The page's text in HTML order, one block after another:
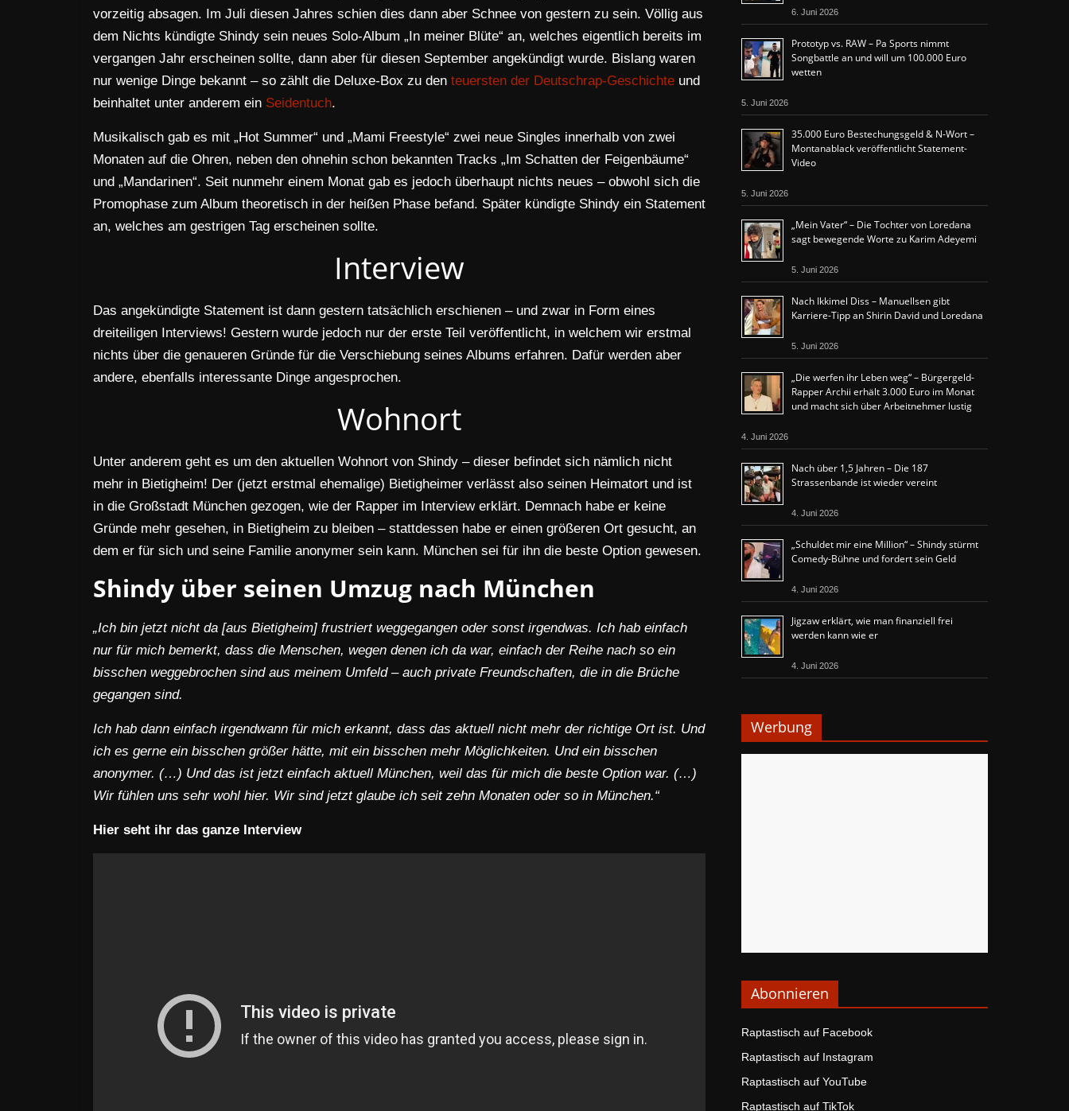
vorzeitig absagen. Im Juli diesen Jahres schien dies dann aber Schnee von gestern zu sein. Völlig aus
dem Nichts kündigte Shindy sein neues Solo-Album „In meiner Blüte“ an, welches eigentlich bereits im
vergangen Jahr erscheinen sollte, dann aber für diesen September angekündigt wurde. Bislang waren
nur wenige Dinge bekannt – so zählt die Deluxe-Box zu den teuersten der Deutschrap-Geschichte und
beinhaltet unter anderem ein Seidentuch.
Musikalisch gab es mit „Hot Summer“ und „Mami Freestyle“ zwei neue Singles innerhalb von zwei
Monaten auf die Ohren, neben den ohnehin schon bekannten Tracks „Im Schatten der Feigenbäume“
und „Mandarinen“. Seit nunmehr einem Monat gab es jedoch überhaupt nichts neues – obwohl sich die
Promophase zum Album theoretisch in der heißen Phase befand. Später kündigte Shindy ein Statement
an, welches am gestrigen Tag erscheinen sollte.
Interview
Das angekündigte Statement ist dann gestern tatsächlich erschienen – und zwar in Form eines
dreiteiligen Interviews! Gestern wurde jedoch nur der erste Teil veröffentlicht, in welchem wir erstmal
nichts über die genaueren Gründe für die Verschiebung seines Albums erfahren. Dafür werden aber
andere, ebenfalls interessante Dinge angesprochen.
Wohnort
Unter anderem geht es um den aktuellen Wohnort von Shindy – dieser befindet sich nämlich nicht
mehr in Bietigheim! Der (jetzt erstmal ehemalige) Bietigheimer verlässt also seinen Heimatort und ist
in die Großstadt München gezogen, wie der Rapper im Interview erklärt. Demnach habe er keine
Gründe mehr gesehen, in Bietigheim zu bleiben – stattdessen habe er einen größeren Ort gesucht, an
dem er für sich und seine Familie anonymer sein kann. München sei für ihn die beste Option gewesen.
Shindy über seinen Umzug nach München
„Ich bin jetzt nicht da [aus Bietigheim] frustriert weggegangen oder sonst irgendwas. Ich hab einfach
nur für mich bemerkt, dass die Menschen, wegen denen ich da war, einfach der Reihe nach so ein
bisschen weggebrochen sind aus meinem Umfeld – auch private Freundschaften, die in die Brüche
gegangen sind.
Ich hab dann einfach irgendwann für mich erkannt, dass das aktuell nicht mehr der richtige Ort ist. Und
ich es gerne ein bisschen größer hätte, mit ein bisschen mehr Möglichkeiten. Und ein bisschen
anonymer. (…) Und das ist jetzt einfach aktuell München, weil das für mich die beste Option war. (…)
Wir fühlen uns sehr wohl hier. Wir sind jetzt glaube ich seit zehn Monaten oder so in München.“
Hier seht ihr das ganze Interview
6. Juni 2026
Prototyp vs. RAW – Pa Sports nimmt
Songbattle an und will um 100.000 Euro
wetten
5. Juni 2026
35.000 Euro Bestechungsgeld & N-Wort –
Montanablack veröffentlicht Statement-
Video
5. Juni 2026
„Mein Vater“ – Die Tochter von Loredana
sagt bewegende Worte zu Karim Adeyemi
5. Juni 2026
Nach Ikkimel Diss – Manuellsen gibt
Karriere-Tipp an Shirin David und Loredana
5. Juni 2026
„Die werfen ihr Leben weg“ – Bürgergeld-
Rapper Archii erhält 3.000 Euro im Monat
und macht sich über Arbeitnehmer lustig
4. Juni 2026
Nach über 1,5 Jahren – Die 187
Strassenbande ist wieder vereint
4. Juni 2026
„Schuldet mir eine Million“ – Shindy stürmt
Comedy-Bühne und fordert sein Geld
4. Juni 2026
Jigzaw erklärt, wie man finanziell frei
werden kann wie er
4. Juni 2026
Werbung
Abonnieren
Raptastisch auf Facebook
Raptastisch auf Instagram
Raptastisch auf YouTube
Raptastisch auf TikTok